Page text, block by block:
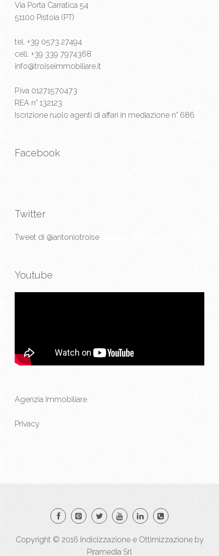
Via Porta Carratica 54
51100 Pistoia (PT)
tel. +39 0573 27494
cell. +39 339 7974368
info@troiseimmobiliare.it
P.iva 01271570473
REA n° 132123
Iscrizione ruolo agenti di affari in mediazione n° 686
Facebook
Twitter
Tweet di @antoniotroise
Youtube
Agenzia Immobiliare
Privacy
Copyright © 2016 Indicizzazionee Ottimizzazioneby
Piramedia Srl